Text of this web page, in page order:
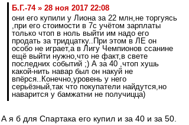
Б.Г.-74 » 28 ноя 2017 22:08
они его купили у Лиона за 22 млн,не торгуясь
,при его стоимости в 7с учётом зарплаты
только чтоп в ноль выйти им надо его
продать за тридцатку..При этом в ЛЕ он
особо не играет,а в Лигу Чемпионов ссанине
ещё выйти нужно,что не факт,в свете
последних событий ;) А за 40 ,чтоп хушь
какой-нить навар был он накуй не
впёрся..Конечно,уровень у него
серьёзный,так что покупатели найдутся,но
наварится у бамжатни не получицца)
А я б для Спартака его купил и за 40 и за 50.